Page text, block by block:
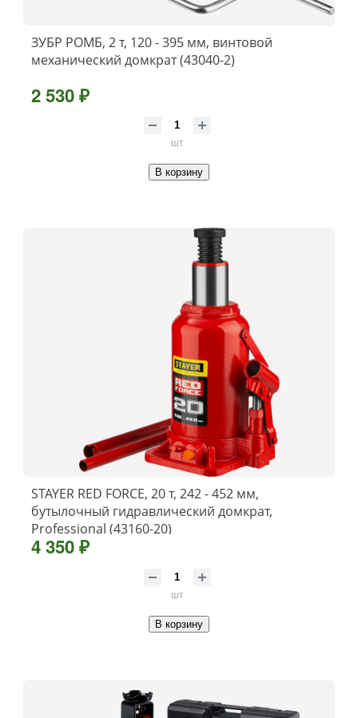
ЗУБР РОМБ, 2 т, 120 - 395 мм, винтовой
механический домкрат (43040-2)
2 530 ₽
шт
В корзину
STAYER RED FORCE, 20 т, 242 - 452 мм,
бутылочный гидравлический домкрат,
Professional (43160-20)
4 350 ₽
шт
В корзину